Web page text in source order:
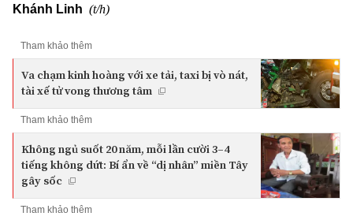
Khánh Linh (t/h)
Tham khảo thêm
Va chạm kinh hoàng với xe tải, taxi bị vò nát,
tài xế tử vong thương tâm
Tham khảo thêm
Không ngủ suốt 20 năm, mỗi lần cười 3–4
tiếng không dứt: Bí ẩn về “dị nhân” miền Tây
gây sốc
Tham khảo thêm